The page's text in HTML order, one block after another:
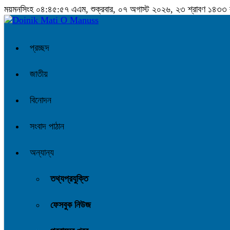
ময়মনসিংহ ০৪:৪৫:৫৮ এএম, শুক্রবার, ০৭ অগাস্ট ২০২৬, ২৩ শ্রাবণ ১৪৩৩
প্রচ্ছদ
জাতীয়
বিনোদন
সংবাদ পাঠান
অন্যান্য
তথ্যপ্রযুক্তি
ফেসবুক নিউজ